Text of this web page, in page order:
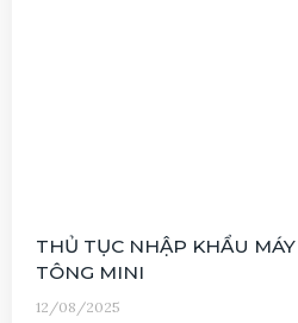
THỦ TỤC NHẬP KHẨU
TÔNG MINI
12/08/2025